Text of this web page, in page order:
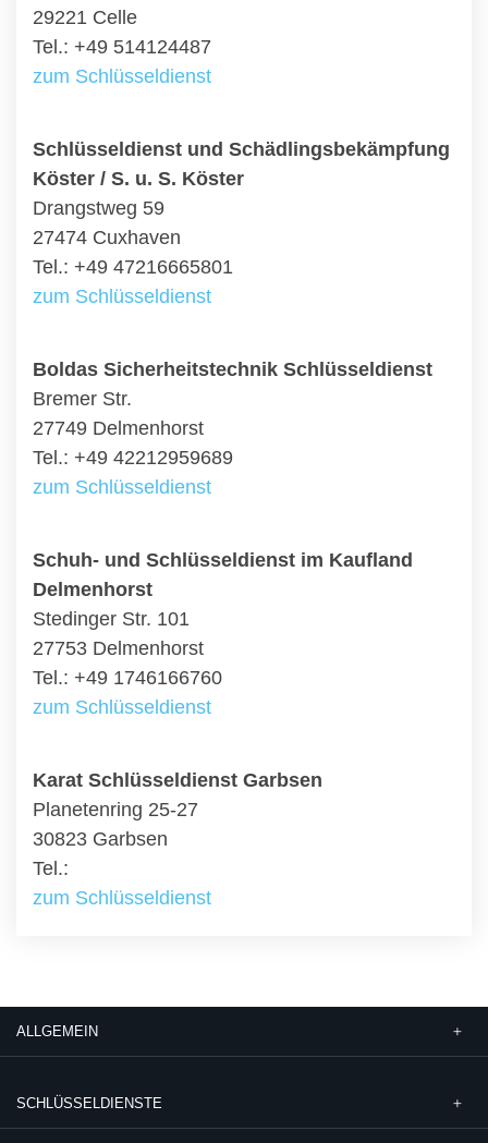
29221 Celle
Tel.: +49 514124487
zum Schlüsseldienst
Schlüsseldienst und Schädlingsbekämpfung
Köster / S. u. S. Köster
Drangstweg 59
27474 Cuxhaven
Tel.: +49 47216665801
zum Schlüsseldienst
Boldas Sicherheitstechnik Schlüsseldienst
Bremer Str.
27749 Delmenhorst
Tel.: +49 42212959689
zum Schlüsseldienst
Schuh- und Schlüsseldienst im Kaufland
Delmenhorst
Stedinger Str. 101
27753 Delmenhorst
Tel.: +49 1746166760
zum Schlüsseldienst
Karat Schlüsseldienst Garbsen
Planetenring 25-27
30823 Garbsen
Tel.:
zum Schlüsseldienst
ALLGEMEIN
SCHLÜSSELDIENSTE